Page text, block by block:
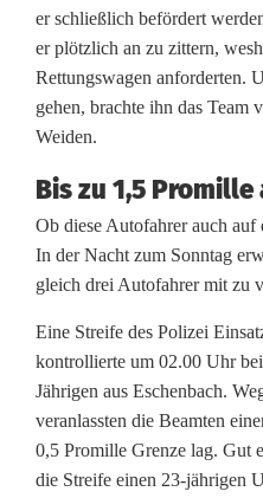
h
p
a
t
y
-
R
a
b
a
er schließlich befördert
er plötzlich an zu zittern,
Rettungswagen anforderten.
gehen, brachte ihn das
Weiden.
Bis zu 1,5 Promille
Ob diese Autofahrer auch auf
In der Nacht zum Sonntag
gleich drei Autofahrer mit zu
Eine Streife des Polizei
kontrollierte um 02.00 Uhr
Jährigen aus Eschenbach.
veranlassten die Beamten
0,5 Promille Grenze lag. Gut
die Streife einen 23-jährigen